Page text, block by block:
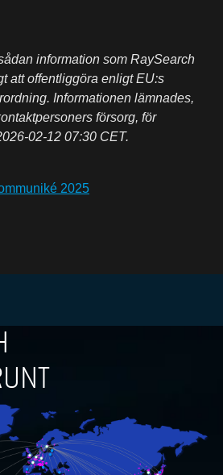
information som RaySearch
att offentliggöra enligt EU:s
Informationen lämnades,
försorg, för
02-12 07:30 CET.
2025